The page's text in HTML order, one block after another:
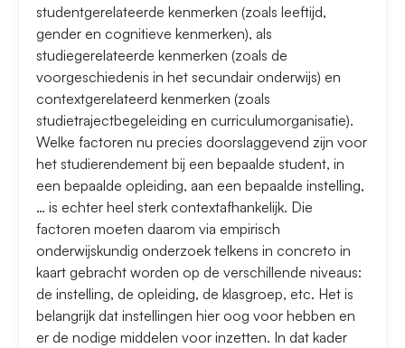
studentgerelateerde kenmerken (zoals leeftijd,
gender en cognitieve kenmerken), als
studiegerelateerde kenmerken (zoals de
voorgeschiedenis in het secundair onderwijs) en
contextgerelateerd kenmerken (zoals
studietrajectbegeleiding en curriculumorganisatie).
Welke factoren nu precies doorslaggevend zijn voor
het studierendement bij een bepaalde student, in
een bepaalde opleiding, aan een bepaalde instelling,
… is echter heel sterk contextafhankelijk. Die
factoren moeten daarom via empirisch
onderwijskundig onderzoek telkens in concreto in
kaart gebracht worden op de verschillende niveaus:
de instelling, de opleiding, de klasgroep, etc. Het is
belangrijk dat instellingen hier oog voor hebben en
er de nodige middelen voor inzetten. In dat kader